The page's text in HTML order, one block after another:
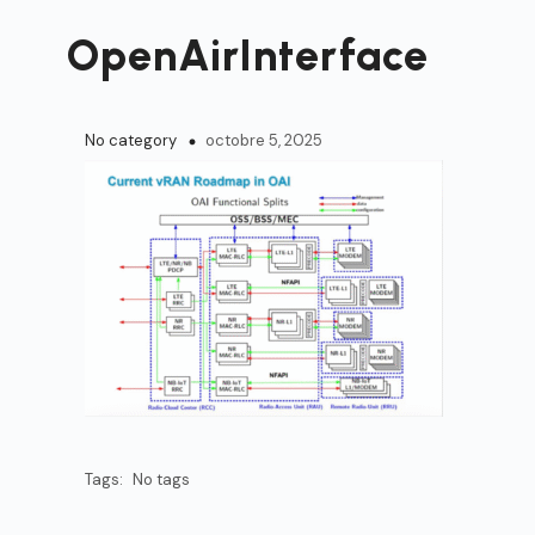
OpenAirInterface
No category octobre 5, 2025
Tags: No tags